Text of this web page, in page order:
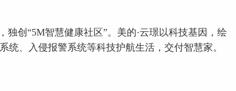
创“5M智慧健康社区”。美的·云璟以科技基因，绘
统、入侵报警系统等科技护航生活，交付智慧家。